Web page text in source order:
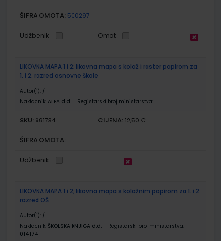
ŠIFRA OMOTA: 500297
Udžbenik Omot
LIKOVNA MAPA 1 i 2; likovna mapa s kolaž i raster papirom za
1. i 2. razred osnovne škole
Autor(i): /
Nakladnik: ALFA d.d. Registarski broj ministarstva:
SKU: 991734 CIJENA: 12,50 €
ŠIFRA OMOTA:
Udžbenik
LIKOVNA MAPA 1 i 2; likovna mapa s kolažnim papirom za 1. i 2.
razred OŠ
Autor(i): /
Nakladnik: ŠKOLSKA KNJIGA d.d.
Registarski broj ministarstva:
014174